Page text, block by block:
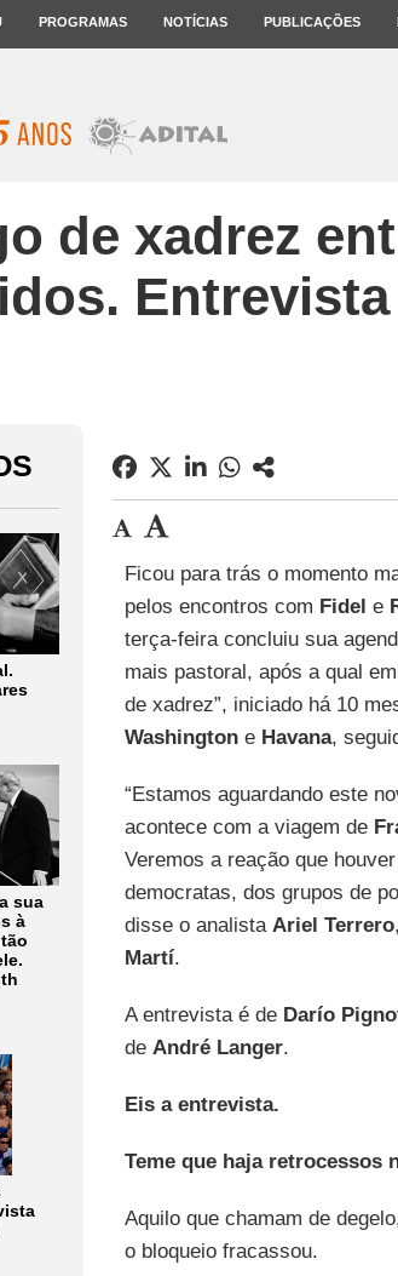
PROGRAMAS NOTÍCIAS PUBLICAÇÕES
de xadrez
sua
à
Ficou para trás o momento
pelos encontros com Fidel e
terça-feira concluiu sua
mais pastoral, após a qual
de xadrez”, iniciado há 10
Washingtone Havana,
“Estamos aguardando este
acontece com a viagem de
Veremos a reação que
democratas, dos grupos de
disse o analista Ariel Terrero
Martí.
A entrevista é de Darío
de André Langer.
Eis a entrevista.
Teme que haja retrocessos
Aquilo que chamam de
o bloqueio fracassou.